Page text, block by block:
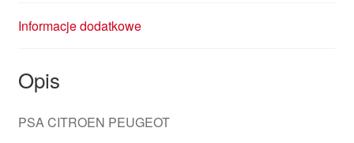
Informacje dodatkowe
Opis
PSA CITROEN PEUGEOT